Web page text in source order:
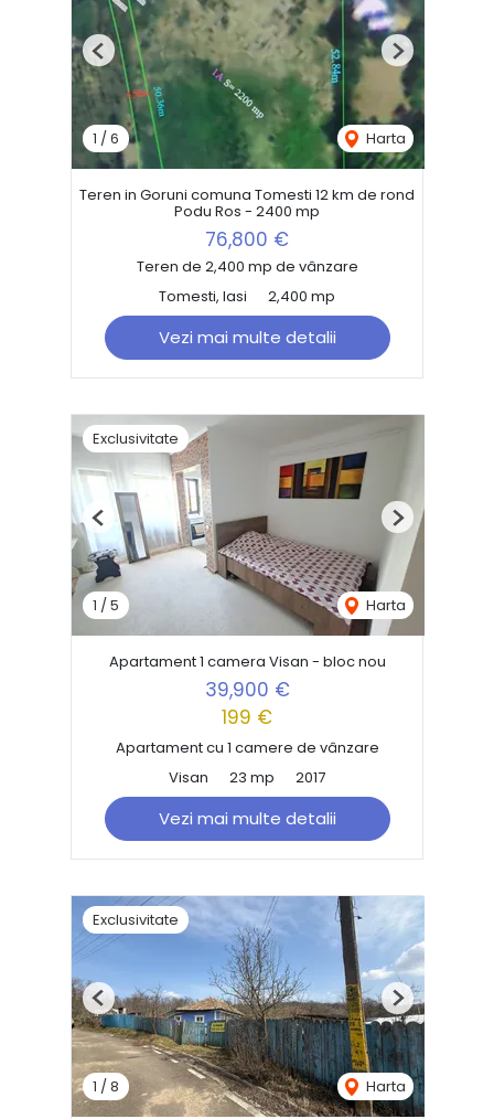
1 / 6 Harta
Previous Next
Teren in Goruni comuna Tomesti 12 km de rond
Podu Ros - 2400 mp
76,800 €
Teren de 2,400 mp de vânzare
Tomesti, Iasi
2,400 mp
Vezi mai multe detalii
Exclusivitate
1 / 5 Harta
Previous Next
Apartament 1 camera Visan - bloc nou
39,900 €
199 €
Apartament cu 1 camere de vânzare
Visan
23 mp 2017
Vezi mai multe detalii
Exclusivitate
1 /8 Harta
Previous Next